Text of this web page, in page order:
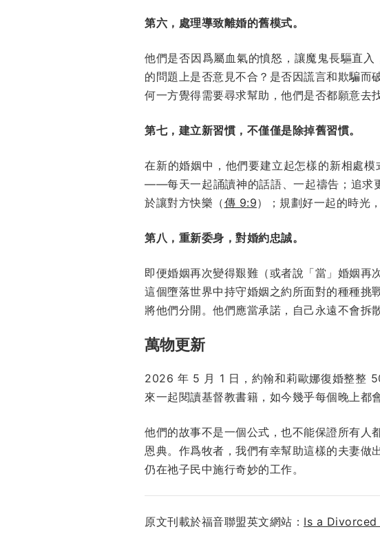
第六，處理導致離婚的舊模式。
他們是否因爲屬血氣的憤怒，讓魔鬼長驅直入
的問題上是否意見不合？是否因謊言和欺騙而
何一方覺得需要尋求幫助，他們是否都願意去
第七，建立新習慣，不僅僅是除掉舊習慣。
在新的婚姻中，他們要建立起怎樣的新相處
——每天一起誦讀神的話語、一起禱告；追求
於讓對方快樂（傳 9:9）；規劃好一起的時光
第八，重新委身，對婚約忠誠。
即便婚姻再次變得艱難（或者說「當」婚姻再
這個墮落世界中持守婚姻之約所面對的種種
將他們分開。他們應當承諾，自己永遠不會拆
萬物更新
2026 年 5 月 1 日，約翰和莉歐娜復婚整整
來一起閱讀基督教書籍，如今幾乎每個晚上都
他們的故事不是一個公式，也不能保證所有人
恩典。作爲牧者，我們有幸幫助這樣的夫妻做
仍在祂子民中施行奇妙的工作。
原文刊載於福音聯盟英文網站： Is a Divorced